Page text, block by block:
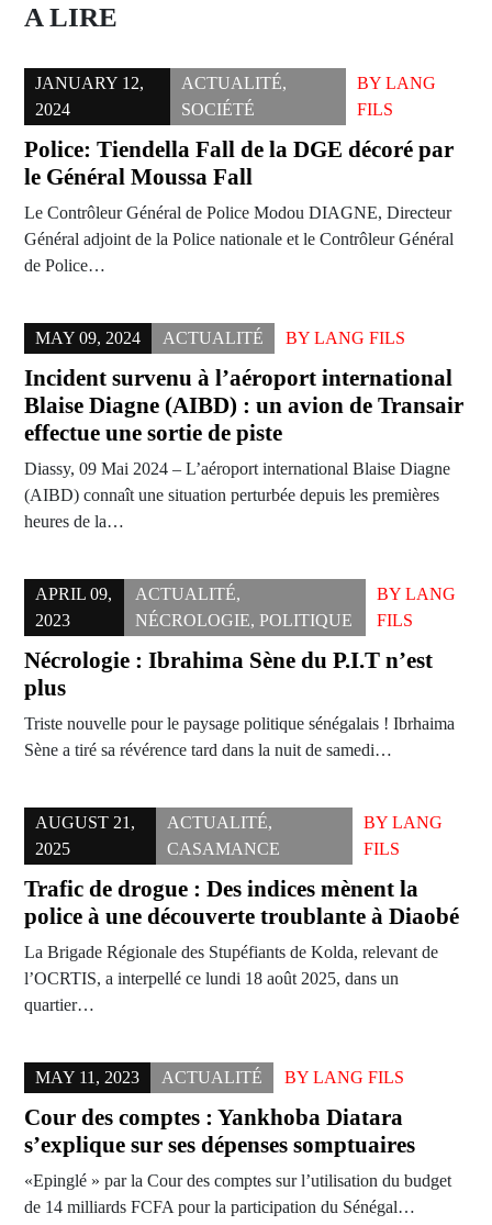
A LIRE
JANUARY 12,
2024
ACTUALITÉ,
SOCIÉTÉ
BY LANG
FILS
Police: Tiendella Fall de la DGE décoré par
le Général Moussa Fall
Le Contrôleur Général de Police Modou DIAGNE, Directeur
Général adjoint de la Police nationale et le Contrôleur Général
de Police…
MAY 09, 2024 ACTUALITÉ BY LANG FILS
Incident survenu à l’aéroport international
Blaise Diagne (AIBD) : un avion de Transair
effectue une sortie de piste
Diassy, 09 Mai 2024 – L’aéroport international Blaise Diagne
(AIBD) connaît une situation perturbée depuis les premières
heures de la…
APRIL 09,
2023
ACTUALITÉ,
NÉCROLOGIE,POLITIQUE
BY LANG
FILS
Nécrologie : Ibrahima Sène du P.I.T n’est
plus
Triste nouvelle pour le paysage politique sénégalais ! Ibrhaima
Sène a tiré sa révérence tard dans la nuit de samedi…
AUGUST 21,
2025
ACTUALITÉ,
CASAMANCE
BY LANG
FILS
Trafic de drogue : Des indices mènent la
police à une découverte troublante à Diaobé
La Brigade Régionale des Stupéfiants de Kolda, relevant de
l’OCRTIS, a interpellé ce lundi 18 août 2025, dans un
quartier…
MAY 11, 2023 ACTUALITÉ BY LANG FILS
Cour des comptes : Yankhoba Diatara
s’explique sur ses dépenses somptuaires
«Epinglé » par la Cour des comptes sur l’utilisation du budget
de 14 milliards FCFA pour la participation du Sénégal…